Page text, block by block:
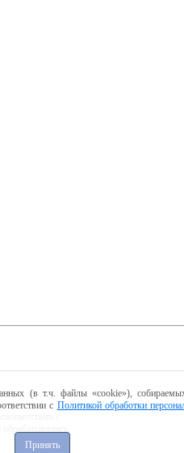
с
(в т.ч. файлы «cookie»),
с Политикой обработки
Принять